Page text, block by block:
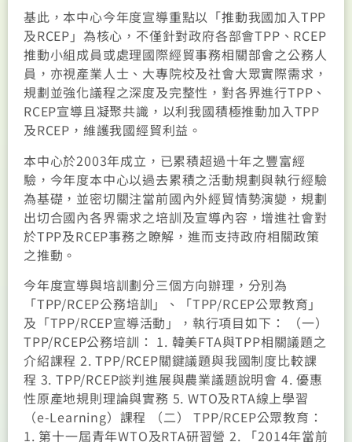
基此，本中心今年度宣導重點以「推動我國加入TPP
及RCEP」為核心，不僅針對政府各部會TPP、RCEP
推動小組成員或處理國際經貿事務相關部會之公務人
員，亦視產業人士、大專院校及社會大眾實際需求，
規劃並強化議程之深度及完整性，對各界進行TPP、
RCEP宣導且凝聚共識，以利我國積極推動加入TPP
及RCEP，維護我國經貿利益。
本中心於2003年成立，已累積超過十年之豐富經
驗，今年度本中心以過去累積之活動規劃與執行經驗
為基礎，並密切關注當前國內外經貿情勢演變，規劃
出切合國內各界需求之培訓及宣導內容，增進社會對
於TPP及RCEP事務之瞭解，進而支持政府相關政策
之推動。
今年度宣導與培訓劃分三個方向辦理，分別為
「TPP/RCEP公務培訓」、「TPP/RCEP公眾教育」
及「TPP/RCEP宣導活動」，執行項目如下： （一）
TPP/RCEP公務培訓： 1. 韓美FTA與TPP相關議題之
介紹課程 2. TPP/RCEP關鍵議題與我國制度比較課
程 3. TPP/RCEP談判進展與農業議題說明會 4. 優惠
性原產地規則理論與實務 5. WTO及RTA線上學習
（e-Learning）課程 （二） TPP/RCEP公眾教育：
1. 第十一屆青年WTO及RTA研習營 2. 「2014年當前